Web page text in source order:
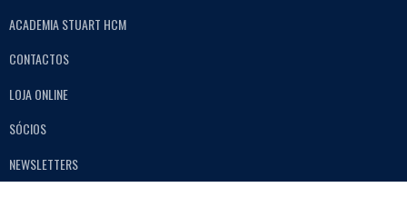
ACADEMIA STUART HCM
CONTACTOS
LOJA ONLINE
SÓCIOS
NEWSLETTERS